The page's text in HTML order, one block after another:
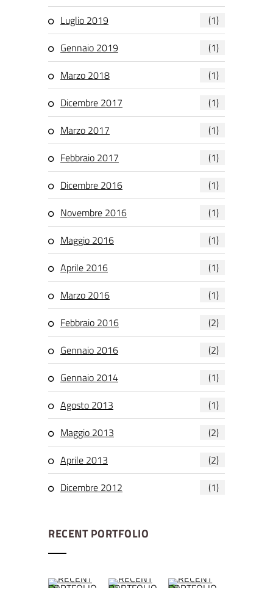
Luglio 2019
(1)
Gennaio 2019
(1)
Marzo 2018
(1)
Dicembre 2017
(1)
Marzo 2017
(1)
Febbraio 2017
(1)
Dicembre 2016
(1)
Novembre 2016
(1)
Maggio 2016
(1)
Aprile 2016
(1)
Marzo 2016
(1)
Febbraio 2016
(2)
Gennaio 2016
(2)
Gennaio 2014
(1)
Agosto 2013
(1)
Maggio 2013
(2)
Aprile 2013
(2)
Dicembre 2012
(1)
RECENT PORTFOLIO